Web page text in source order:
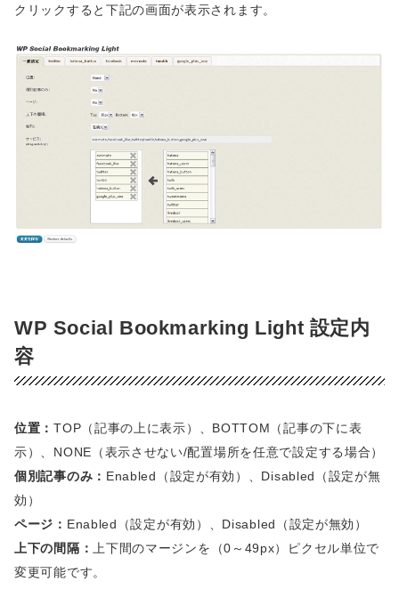
クリックすると下記の画面が表示されます。
WP Social Bookmarking Light 設定内
容
位置：TOP（記事の上に表示）、BOTTOM（記事の下に表
示）、NONE（表示させない/配置場所を任意で設定する場合）
個別記事のみ： Enabled（設定が有効）、Disabled（設定が無
効）
ページ： Enabled（設定が有効）、Disabled（設定が無効）
上下の間隔：上下間のマージンを（0～49px）ピクセル単位で
変更可能です。